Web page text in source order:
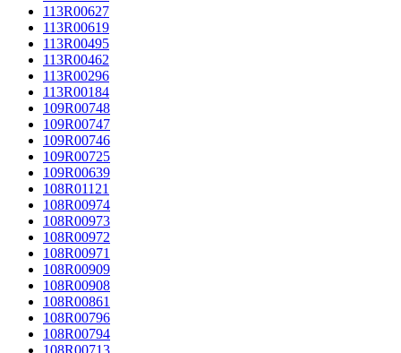
113R00627
113R00619
113R00495
113R00462
113R00296
113R00184
109R00748
109R00747
109R00746
109R00725
109R00639
108R01121
108R00974
108R00973
108R00972
108R00971
108R00909
108R00908
108R00861
108R00796
108R00794